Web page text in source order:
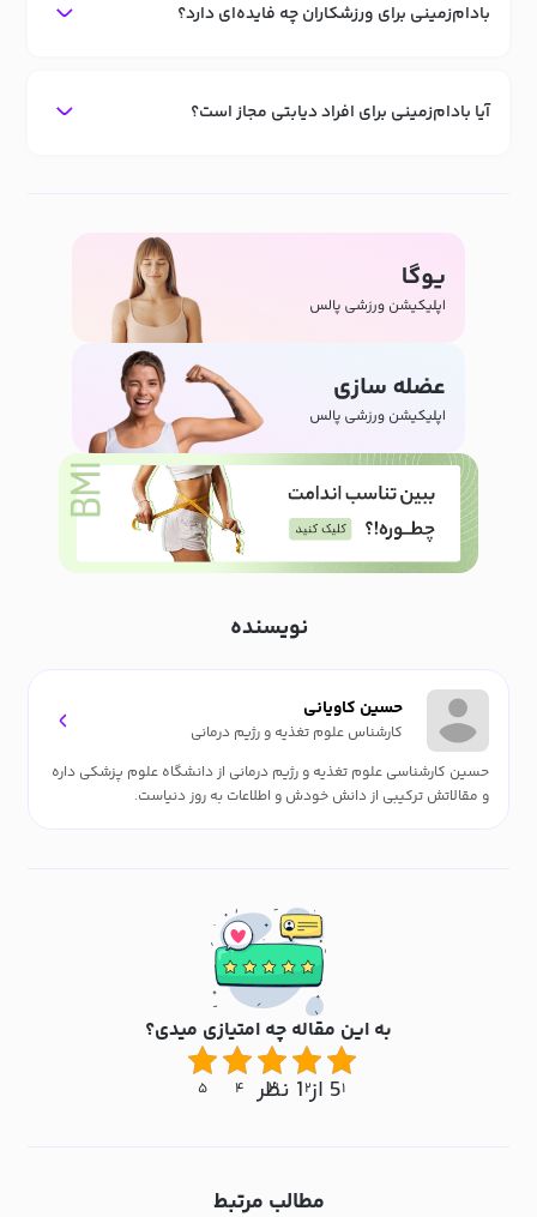
بادام‌زمینی برای ورزشکاران چه فایده‌ای دارد؟
آیا بادام‌زمینی برای افراد دیابتی مجاز است؟
نویسنده
حسین کاویانی
کارشناس علوم تغذیه و رژیم درمانی
حسین کارشناسی علوم تغذیه و رژیم درمانی از دانشگاه علوم پزشکی داره
و مقالاتش ترکیبی از دانش خودش و اطلاعات به روز دنیاست.
به این مقاله چه امتیازی میدی؟
5 از 1 نظر۱ ۲ ۳ ۴ ۵
مطالب مرتبط